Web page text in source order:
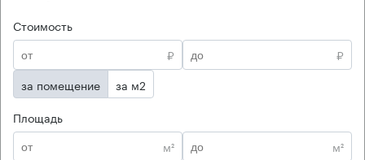
Стоимость
₽
₽
за помещение
за м2
Площадь
м²
м²